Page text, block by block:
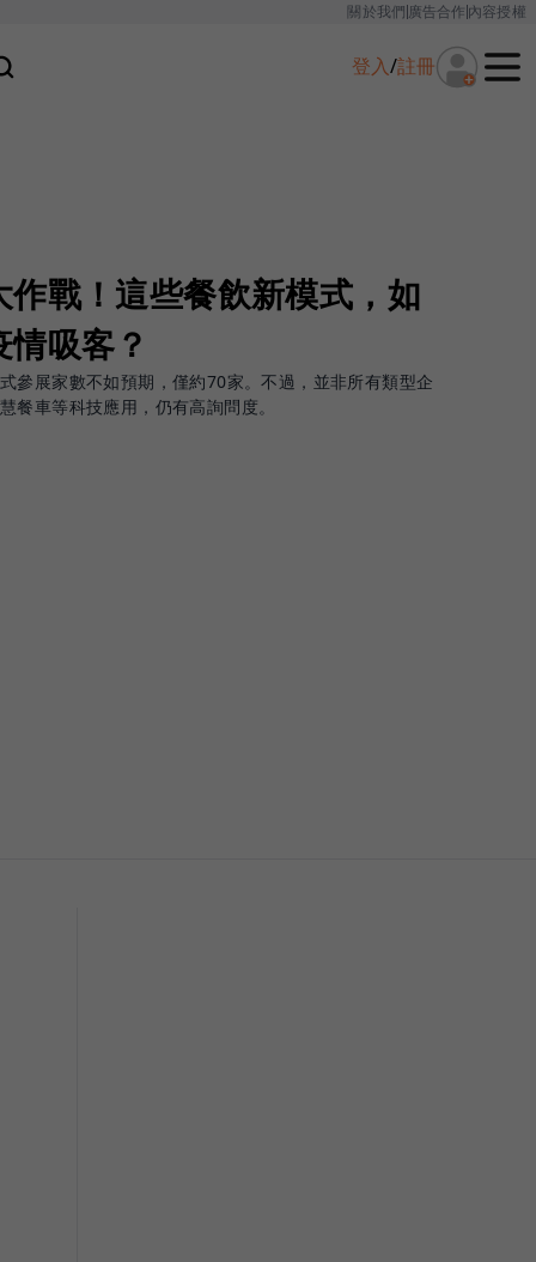
關於我們廣告合作內容授權
登入/註冊
戰！這些餐飲新模式，如
吸客？
參展家數不如預期，僅約70家。不過，並非所有類型企
餐車等科技應用，仍有高詢問度。